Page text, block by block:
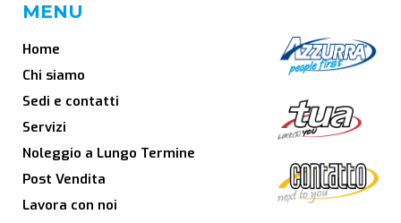
MENU
Home
Chi siamo
Sedi e contatti
Servizi
Noleggio a Lungo Termine
Post Vendita
Lavora con noi